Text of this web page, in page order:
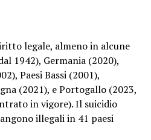
legale, almeno in alcune
1942), Germania (2020),
Paesi Bassi (2001),
(2021), e Portogallo (2023,
in vigore). Il suicidio
illegali in 41 paesi